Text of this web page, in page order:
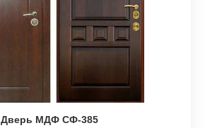
Дверь МДФ СФ-385